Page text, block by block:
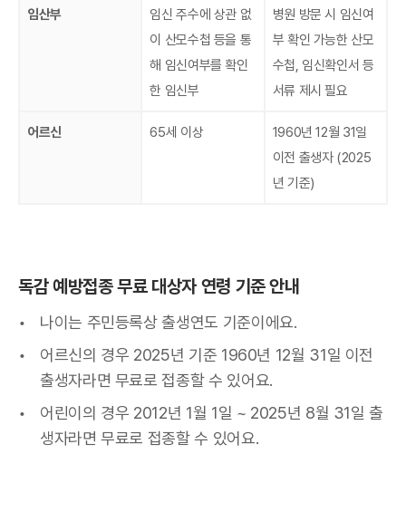
임산부
임신 주수에 상관 없
이 산모수첩 등을 통
해 임신여부를 확인
한 임신부
병원 방문 시 임신여
부 확인 가능한 산모
수첩, 임신확인서 등
서류 제시 필요
어르신 65세 이상
1960년 12월 31일
이전 출생자 (2025
년 기준)
독감 예방접종 무료 대상자 연령 기준 안내
나이는 주민등록상 출생연도 기준이에요.
어르신의 경우 2025년 기준 1960년 12월 31일 이전
출생자라면 무료로 접종할 수 있어요.
어린이의 경우 2012년 1월 1일 ~ 2025년 8월 31일 출
생자라면 무료로 접종할 수 있어요.